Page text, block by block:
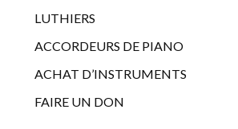
LUTHIERS
ACCORDEURS DE PIANO
ACHAT D’INSTRUMENTS
FAIRE UN DON